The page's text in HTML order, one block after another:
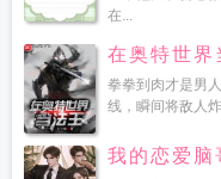
在...
在奥特世界
拳拳到肉才是男
线，瞬间将敌人
我的恋爱脑